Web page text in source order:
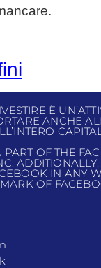
È
ANCHE
PART OF THE
ADDITIONALLY,
IN ANY
OF